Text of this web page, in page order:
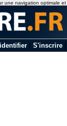
S'inscrire
une navigation optimale